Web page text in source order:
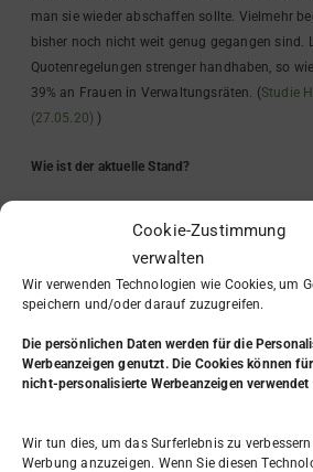
Cookie-Zustimmung
verwalten
Wir verwenden Technologien wie Cookies, um
speichern und/oder darauf zuzugreifen.
Die persönlichen Daten werden für die
Werbeanzeigen genutzt. Die Cookies können
nicht-personalisierte Werbeanzeigen verwendet
Wir tun dies, um das Surferlebnis zu
Werbung anzuzeigen. Wenn Sie diesen
man sie wieder abschaffen sollte. Vielmehr
bisher noch nicht weit genug gegangen sind.
Quotenregelungen strenger handhaben, so
39% an Frauen in Verwaltungsräten. (Studie
(27.05.20))
Wie ist der aktuelle Stand?